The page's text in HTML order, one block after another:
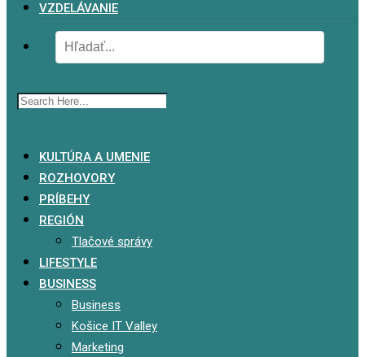
VZDELÁVANIE
KULTÚRA A UMENIE
ROZHOVORY
PRÍBEHY
REGIÓN
Tlačové správy
LIFESTYLE
BUSINESS
Business
Košice IT Valley
Marketing